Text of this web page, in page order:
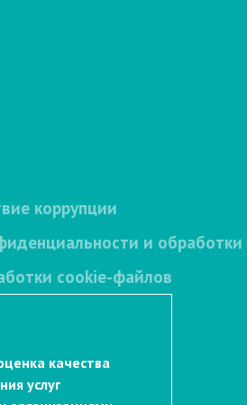
коррупции
и
cookie-файлов
качества
услуг